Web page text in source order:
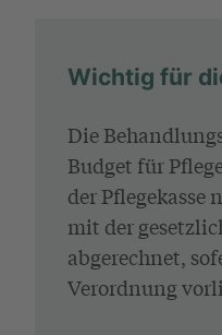
Wichtig für
Die
Budget für
der Pflegekasse
mit der
abgerechnet,
Verordnung